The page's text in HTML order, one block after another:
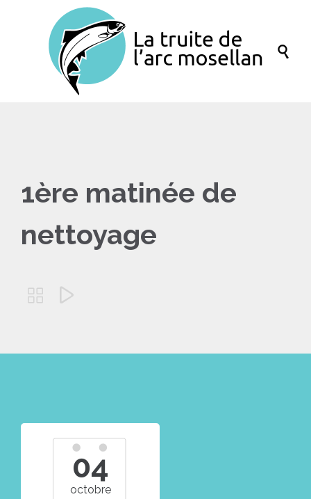

1ère matinée de
nettoyage
 
04
octobre